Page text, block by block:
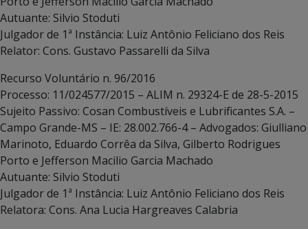
Autuante: Silvio Stoduti
Julgador de 1ª Instância: Luiz Antônio Feliciano dos Reis
Relator: Cons. Gustavo Passarelli da Silva
Recurso Voluntário n. 96/2016
Processo: 11/024577/2015 – ALIM n. 29324-E de 28-5-2015
Sujeito Passivo: Cosan Combustíveis e Lubrificantes S.A. –
Campo Grande-MS – IE: 28.002.766-4 – Advogados: Giulliano
Marinoto, Eduardo Corrêa da Silva, Gilberto Rodrigues
Porto e Jefferson Macilio Garcia Machado
Autuante: Silvio Stoduti
Julgador de 1ª Instância: Luiz Antônio Feliciano dos Reis
Relatora: Cons. Ana Lucia Hargreaves Calabria